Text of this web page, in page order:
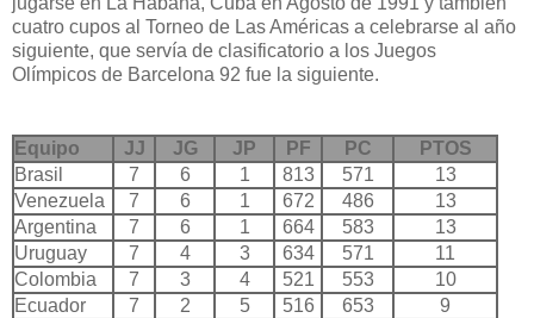
cuatro cupos al Torneo de Las Américas a celebrarse al año
siguiente, que servía de clasificatorio a los Juegos
Olímpicos de Barcelona 92 fue la siguiente.
Equipo JJ JG JP PF PC
PTOS
Brasil
7 6 1 813 571
13
Venezuela
7 6 1 672 486
13
Argentina
7 6 1 664 583
13
Uruguay
7 4 3 634 571
11
Colombia
7 3 4 521 553
10
Ecuador
7 2 5 516 653
9